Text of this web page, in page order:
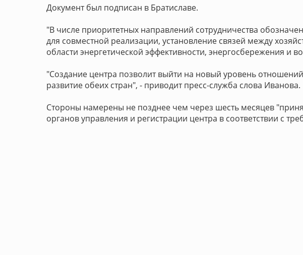
Документ был подписан в Братиславе.
"В числе приоритетных направлений сотрудничества
для совместной реализации, установление связей между
области энергетической эффективности, энергосбережения и
"Создание центра позволит выйти на новый уровень
развитие обеих стран", - приводит пресс-служба слова Иванова.
Стороны намерены не позднее чем через шесть месяцев
органов управления и регистрации центра в соответствии с